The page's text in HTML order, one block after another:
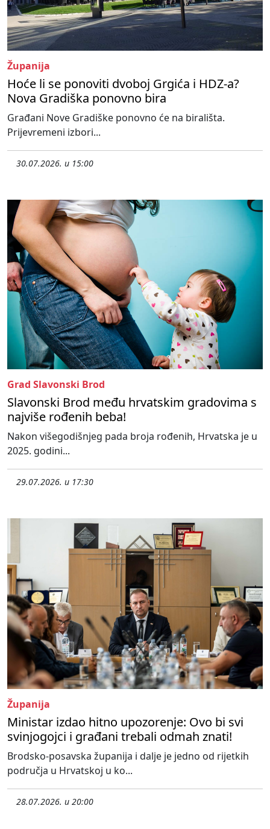
Županija
Hoće li se ponoviti dvoboj Grgića i HDZ-a?
Nova Gradiška ponovno bira
Građani Nove Gradiške ponovno će na birališta.
Prijevremeni izbori...
30.07.2026. u 15:00
Grad Slavonski Brod
Slavonski Brod među hrvatskim gradovima s
najviše rođenih beba!
Nakon višegodišnjeg pada broja rođenih, Hrvatska je u
2025. godini...
29.07.2026. u 17:30
Županija
Ministar izdao hitno upozorenje: Ovo bi svi
svinjogojci i građani trebali odmah znati!
Brodsko-posavska županija i dalje je jedno od rijetkih
područja u Hrvatskoj u ko...
28.07.2026. u 20:00